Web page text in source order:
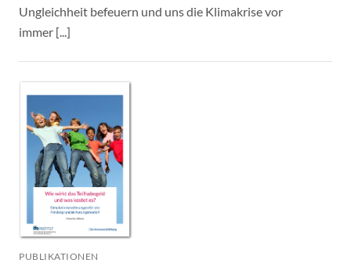
Ungleichheit befeuern und uns die Klimakrise vor
immer [...]
PUBLIKATIONEN